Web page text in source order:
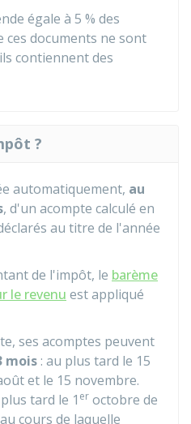
égale à 5 % des
ces documents ne sont
contiennent des
?
automatiquement, au
, d'un acompte calculé en
au titre de l'année
de l'impôt, le barème
le revenu est appliqué
ses acomptes peuvent
mois : au plus tard le 15
et le 15 novembre.
tard le 1 er octobre de
cours de laquelle